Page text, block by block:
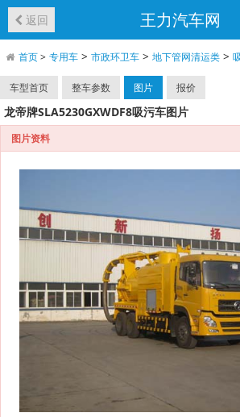
返回 王力汽车网
首页> 专用车> 市政环卫车> 地下管网清运类>
车型首页 整车参数 图片 报价
龙帝牌SLA5230GXWDF8吸污车图片
图片资料